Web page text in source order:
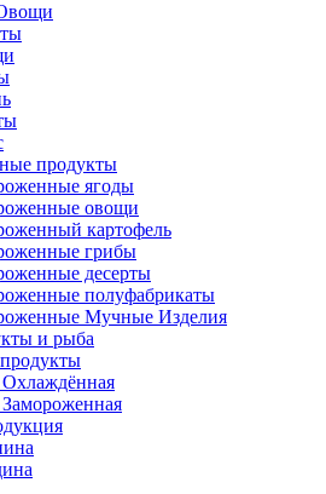
продукты
ягоды
овощи
картофель
грибы
десерты
полуфабрикаты
Мучные Изделия
и рыба